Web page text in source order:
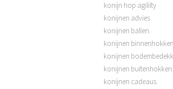
konijn hop agililty
konijnen advies
konijnen ballen
konijnen binnenhokken
konijnen
konijnen buitenhokken
konijnen cadeaus